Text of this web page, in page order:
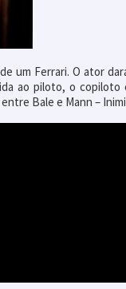
um Ferrari. O ator
ao piloto, o
Bale e Mann –